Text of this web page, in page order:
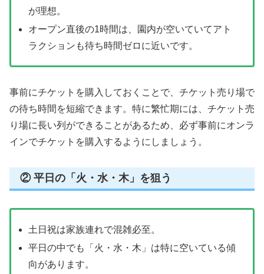
が理想。
オープン直後の1時間は、園内が空いていてアト
ラクションも待ち時間ゼロに近いです。
事前にチケットを購入しておくことで、チケット売り場で
の待ち時間を短縮できます。特に繁忙期には、チケット売
り場に長い列ができることがあるため、必ず事前にオンラ
インでチケットを購入するようにしましょう。
② 平日の「火・水・木」を狙う
土日祝は家族連れで混雑必至。
平日の中でも「火・水・木」は特に空いている傾
向があります。